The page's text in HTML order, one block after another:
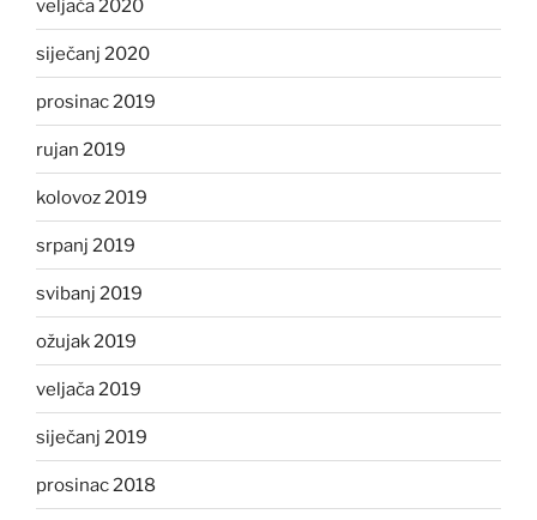
veljača 2020
siječanj 2020
prosinac 2019
rujan 2019
kolovoz 2019
srpanj 2019
svibanj 2019
ožujak 2019
veljača 2019
siječanj 2019
prosinac 2018